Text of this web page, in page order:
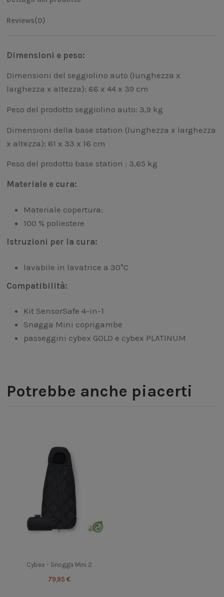
Reviews(0)
Dimensioni e peso:
Dimensioni del seggiolino auto (lunghezza x
larghezza x altezza): 66 x 44 x 39 cm
Peso del prodotto seggiolino auto: 3,9 kg
Dimensioni della base station (lunghezza x larghezza
x altezza): 61 x 33 x 16 cm
Peso del prodotto base station : 3,65 kg
Materiale e cura:
Materiale copertura:
100 % poliestere
Istruzioni per la cura:
lavabile in lavatrice a 30°C
Compatibilità:
Kit SensorSafe 4-in-1
Snøgga Mini coprigambe
passeggini cybex GOLD e cybex PLATINUM
Potrebbe anche piacerti
Cybex - Snogga Mini 2
79,95 €